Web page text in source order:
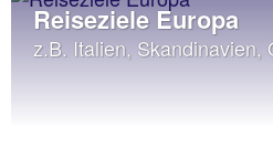
Reiseziele Europa
z.B. Italien, Skandinavien,